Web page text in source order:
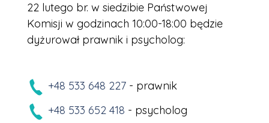
22 lutego br. w siedzibie Państwowej
Komisji w godzinach 10:00-18:00 będzie
dyżurował prawnik i psycholog:
+48 533 648 227 - prawnik
+48 533 652 418 - psycholog